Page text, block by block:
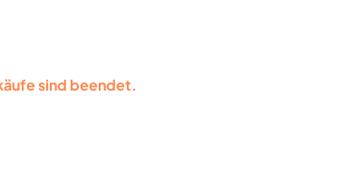
sind beendet.